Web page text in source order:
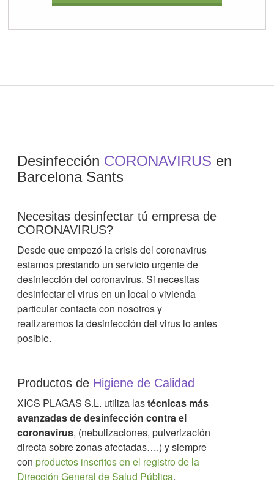
Desinfección CORONAVIRUS en
Barcelona Sants
Necesitas desinfectar tú empresa de
CORONAVIRUS?
Desde que empezó la crisis del coronavirus
estamos prestando un servicio urgente de
desinfección del coronavirus. Si necesitas
desinfectar el virus en un local o vivienda
particular contacta con nosotros y
realizaremos la desinfección del virus lo antes
posible.
Productos de Higiene de Calidad
XICS PLAGAS S.L. utiliza lastécnicas más
avanzadas de desinfección contra el
coronavirus, (nebulizaciones, pulverización
directa sobre zonas afectadas….) y siempre
conproductos inscritos en el registro de la
Dirección General de Salud Pública.